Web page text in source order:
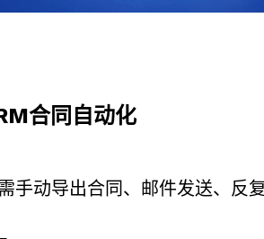
合同自动化
动导出合同、邮件发送、反